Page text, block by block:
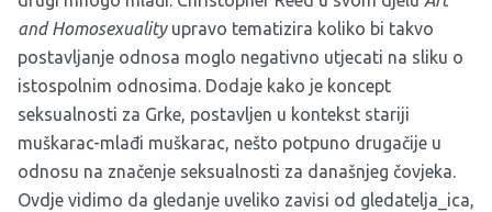
and Homosexualityupravo tematizira koliko bi takvo
postavljanje odnosa moglo negativno utjecati na sliku o
istospolnim odnosima. Dodaje kako je koncept
seksualnosti za Grke, postavljen u kontekst stariji
muškarac-mlađi muškarac, nešto potpuno drugačije u
odnosu na značenje seksualnosti za današnjeg čovjeka.
Ovdje vidimo da gledanje uveliko zavisi od gledatelja_ica,